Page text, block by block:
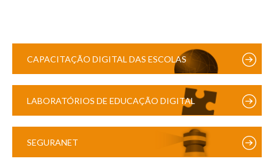
CAPACITAÇÃO DIGITAL DAS ESCOLAS
LABORATÓRIOS DE EDUCAÇÃO DIGITAL
SEGURANET